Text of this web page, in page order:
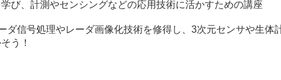
び、計測やセンシングなどの応用技術に活かすための講座
ダ信号処理やレーダ画像化技術を修得し、3次元センサや生体
う！